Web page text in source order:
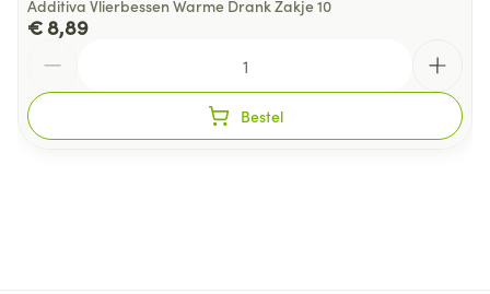
Additiva Vlierbessen Warme Drank Zakje 10
€ 8,89
Bestel